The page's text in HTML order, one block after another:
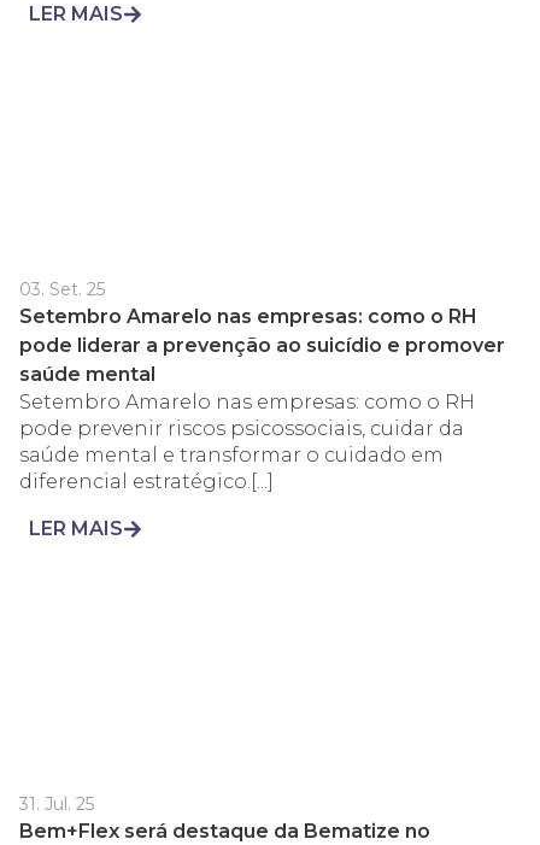
LER MAIS
03. Set. 25
Setembro Amarelo nas empresas: como o RH
pode liderar a prevenção ao suicídio e promover
saúde mental
Setembro Amarelo nas empresas: como o RH
pode prevenir riscos psicossociais, cuidar da
saúde mental e transformar o cuidado em
diferencial estratégico.[...]
LER MAIS
31. Jul. 25
Bem+Flex será destaque da Bematize no